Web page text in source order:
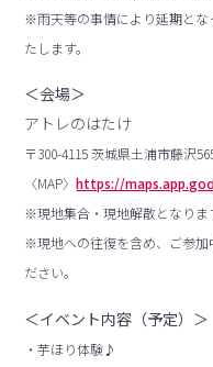
※雨天等の事情により延期とな
たします。
＜会場＞
アトレのはたけ
〒300-4115 茨城県土浦市藤沢
〈MAP〉https://
※現地集合・現地解散となりま
※現地への往復を含め、ご参加
ださい。
＜イベント内容（予定）＞
・芋ほり体験♪